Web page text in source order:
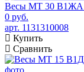
Весы МТ 30 В1ЖА
0 руб.
арт. 1131310008
Купить
Сравнить